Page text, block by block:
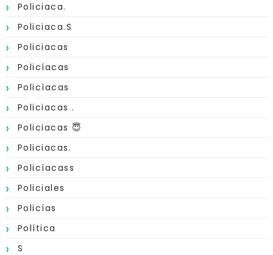
Policiaca.
Policiaca.s
Policiacas
Policíacas
Policìacas
Policiacas .
Policiacas 😇
Policiacas.
Policíacass
Policiales
Policías
Política
S